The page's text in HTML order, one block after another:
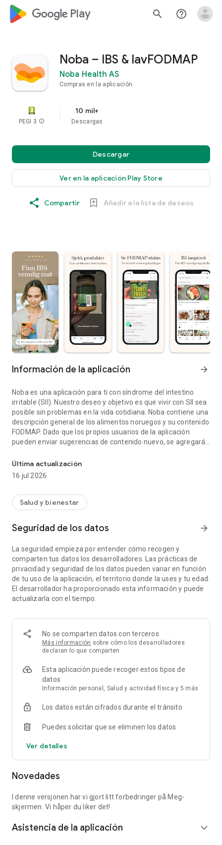
google_logo Play search help_outline
Noba – IBS & lavFODMAP
Noba Health AS
Compras en la aplicación
PEGI 3 info
10 mil+
Descargas
Descargar
Ver en la aplicación Play Store
Compartir Añadir a la lista de deseos
Información de la aplicación arrow_forward
Noba es una aplicación para ti con síndrome del intestino
irritable (SII). Nuestro deseo y objetivo es que vivir con SII sea
posible sin problemas en la vida cotidiana. Noba contiene una
descripción general de los alimentos noruegos y su contenido
FODMAP. Dado que los propios usuarios de la aplicación
pueden enviar sugerencias de contenido nuevo, se agregarán
los elementos de la aplicación han sido revisados ​​por un
nutricionista clínico con buenos conocimientos de la dieta
baja en FODMAP, y hasta que la evaluación sea realizada por
automática.
recetas bajas en FODMAP, consejos sobre la dieta y un útil
los síntomas y las deposiciones.
Esperamos que con esta aplicación tengas una vida cotidiana
más fácil, disfrutes más de la comida y que encuentres
muchos alimentos nuevos que no sabías que eran amigables
con el estómago.
Términos de uso: https://noba.app/terms
Declaración de privacidad: https://noba.app/privacy
Última actualización
16 jul 2026
Salud y bienestar
Seguridad de los datos arrow_forward
La seguridad empieza por entender cómo recogen y
comparten tus datos los desarrolladores. Las prácticas de
privacidad y seguridad de los datos pueden variar en función
de tu uso de la aplicación, el territorio donde la uses y tu edad.
El desarrollador ha proporcionado esta información y puede
actualizarla con el tiempo.
No se comparten datos con terceros
Más información sobre cómo los desarrolladores
declaran lo que comparten
Esta aplicación puede recoger estos tipos de
datos
Información personal, Salud y actividad física y 5 más
Los datos están cifrados durante el tránsito
Puedes solicitar que se eliminen los datos
Ver detalles
Novedades
I denne versjonen har vi gjort litt forbedringer på Meg-
skjermen. Vi håper du liker det!
Asistencia de la aplicación expand_more